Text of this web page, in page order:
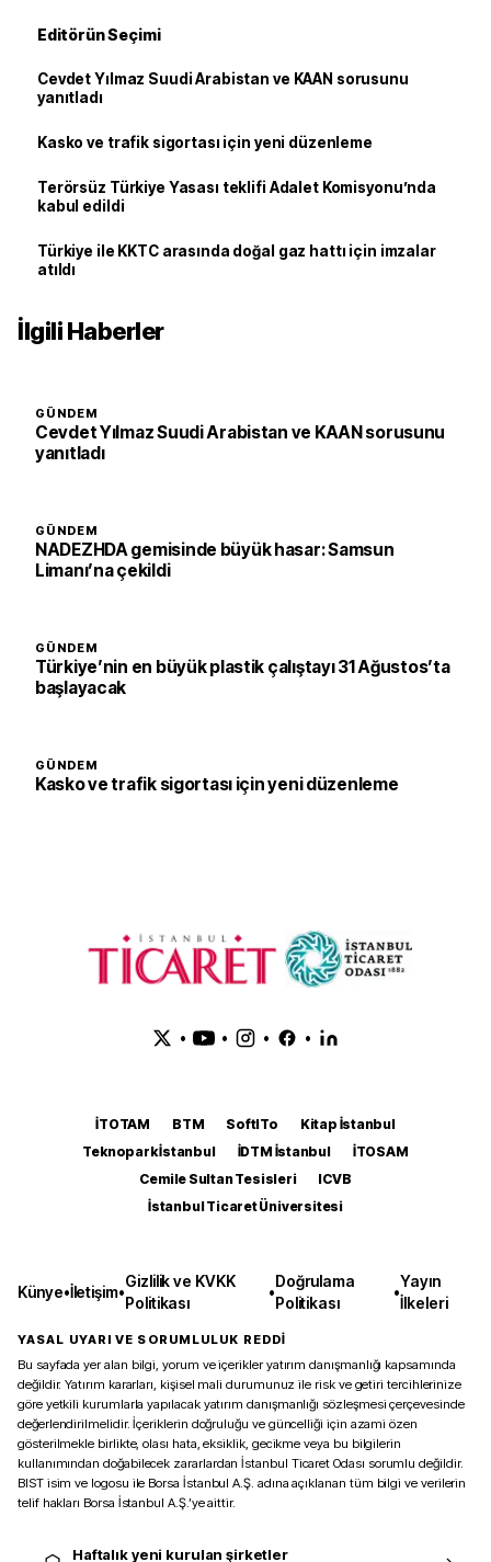
Editörün Seçimi
Cevdet Yılmaz Suudi Arabistan ve KAAN sorusunu
yanıtladı
Kasko ve trafik sigortası için yeni düzenleme
Terörsüz Türkiye Yasası teklifi Adalet Komisyonu’nda
kabul edildi
Türkiye ile KKTC arasında doğal gaz hattı için imzalar
atıldı
İlgili Haberler
GÜNDEM
Cevdet Yılmaz Suudi Arabistan ve KAAN sorusunu
yanıtladı
GÜNDEM
NADEZHDA gemisinde büyük hasar: Samsun
Limanı’na çekildi
GÜNDEM
Türkiye’nin en büyük plastik çalıştayı 31 Ağustos’ta
başlayacak
GÜNDEM
Kasko ve trafik sigortası için yeni düzenleme
• • • •
İTOTAM BTM SoftITo
Kitap İstanbul
Teknopark İstanbul
İDTM İstanbul
İTOSAM
Cemile Sultan Tesisleri
ICVB
İstanbul Ticaret Üniversitesi
Künye•İletişim•
Gizlilik ve KVKK
Politikası
•
Doğrulama
Politikası
•
Yayın
İlkeleri
YASAL UYARI VE SORUMLULUK REDDİ
Bu sayfada yer alan bilgi, yorum ve içerikler yatırım danışmanlığı kapsamında
değildir. Yatırım kararları, kişisel mali durumunuz ile risk ve getiri tercihlerinize
göre yetkili kurumlarla yapılacak yatırım danışmanlığı sözleşmesi çerçevesinde
değerlendirilmelidir. İçeriklerin doğruluğu ve güncelliği için azami özen
gösterilmekle birlikte, olası hata, eksiklik, gecikme veya bu bilgilerin
kullanımından doğabilecek zararlardan İstanbul Ticaret Odası sorumlu değildir.
BIST isim ve logosu ile Borsa İstanbul A.Ş. adına açıklanan tüm bilgi ve verilerin
telif hakları Borsa İstanbul A.Ş.’ye aittir.
Haftalık yeni kurulan şirketler